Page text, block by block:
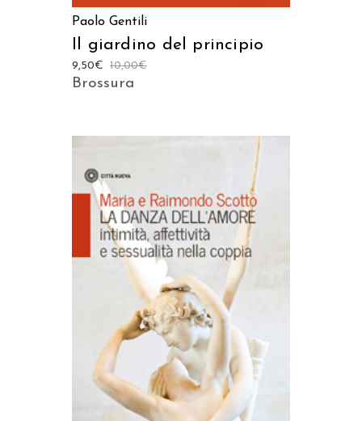
Paolo Gentili
Il giardino del principio
10,00€
9,50€
Brossura
AGGIUNGI AL CARRELLO